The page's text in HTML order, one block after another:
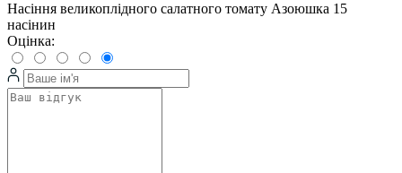
Насіння великоплідного салатного томату Азоюшка 15
насінин
Оцінка: